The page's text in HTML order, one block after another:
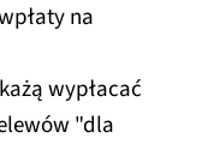
na
wypłacać
"dla